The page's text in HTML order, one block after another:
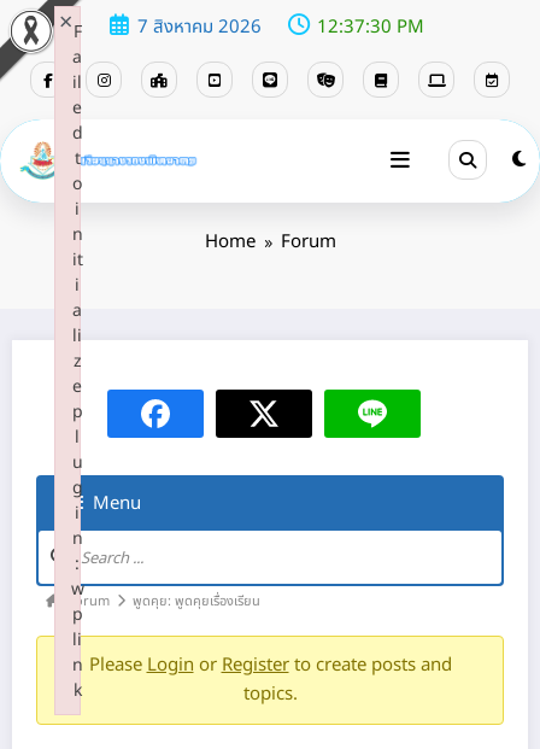
7 สิงหาคม 2026 12:37:30 PM
Home Forum
Menu
Forum พูดคุย: พูดคุยเรื่องเรียน
PleaseLoginorRegisterto create posts and
topics.
F
a
il
e
d
t
o
i
n
it
i
a
li
z
e
p
l
u
g
i
n
:
w
p
li
n
k
×
Failed to initialize plugin: wplink